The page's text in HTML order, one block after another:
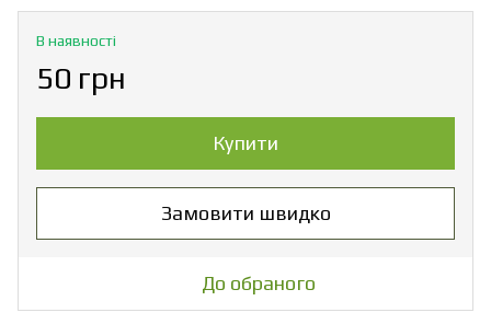
В наявності
50 грн
Купити
Замовити швидко
До обраного